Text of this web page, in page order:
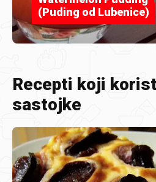
(Puding od Lubenice)
Recepti koji
sastojke